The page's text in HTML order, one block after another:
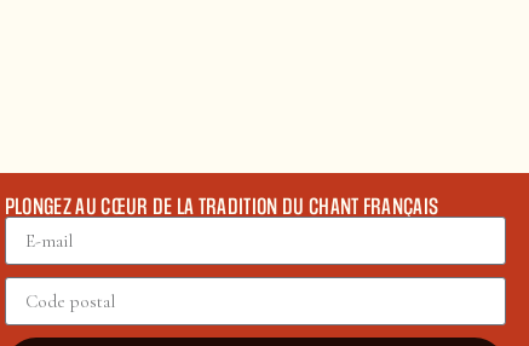
PLONGEZ AU CŒUR DE LA TRADITION DU CHANT FRANÇAIS